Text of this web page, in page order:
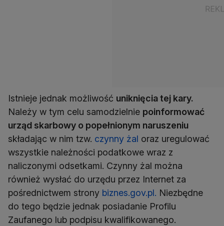
Istnieje jednak możliwość uniknięcia tej kary.
Należy w tym celu samodzielnie poinformować
urząd skarbowy o popełnionym naruszeniu
składając w nim tzw. czynny żal oraz uregulować
wszystkie należności podatkowe wraz z
naliczonymi odsetkami. Czynny żal można
również wysłać do urzędu przez Internet za
pośrednictwem strony biznes.gov.pl. Niezbędne
do tego będzie jednak posiadanie Profilu
Zaufanego lub podpisu kwalifikowanego.